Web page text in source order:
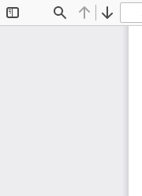
Find Previous
Next